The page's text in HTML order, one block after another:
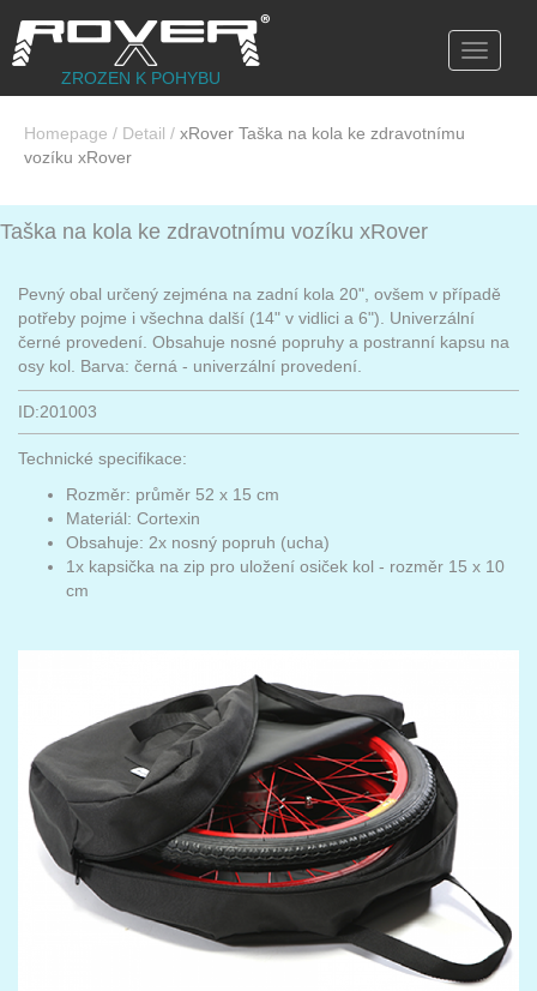
Toggle
ZROZEN K POHYBU
Homepage / Detail / xRover Taška na kola ke zdravotnímu
vozíku xRover
Taška na kola ke zdravotnímu vozíku xRover
Pevný obal určený zejména na zadní kola 20", ovšem v případě
potřeby pojme i všechna další (14" v vidlici a 6"). Univerzální
černé provedení. Obsahuje nosné popruhy a postranní kapsu na
osy kol. Barva: černá - univerzální provedení.
ID:201003
Technické specifikace:
Rozměr: průměr 52 x 15 cm
Materiál: Cortexin
Obsahuje: 2x nosný popruh (ucha)
1x kapsička na zip pro uložení osiček kol - rozměr 15 x 10
cm